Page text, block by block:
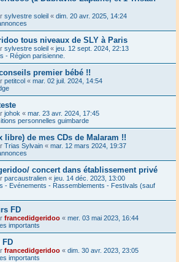
sylvestre soleil « dim. 20 avr. 2025, 14:24
tous niveaux de SLY à Paris
sylvestre soleil « jeu. 12 sept. 2024, 22:13
- Région parisienne.
premier bébé !!
petitcol « mar. 02 juil. 2024, 14:54
johok « mar. 23 avr. 2024, 17:45
personnelles guimbarde
libre) de mes CDs de Malaram !!
Trias Sylvain « mar. 12 mars 2024, 19:37
concert dans établissement privé
parcaustralien « jeu. 14 déc. 2023, 13:00
- Evénements - Rassemblements - Festivals (sauf
FD
francedidgeridoo « mer. 03 mai 2023, 16:44
importants
FD
francedidgeridoo « dim. 30 avr. 2023, 23:05
importants